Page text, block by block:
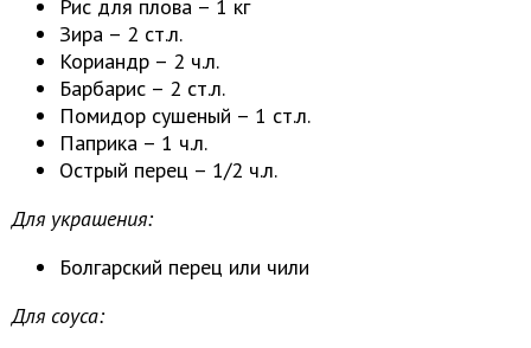
Рис для плова – 1 кг
Зира – 2 ст.л.
Кориандр – 2 ч.л.
Барбарис – 2 ст.л.
Помидор сушеный – 1 ст.л.
Паприка – 1 ч.л.
Острый перец – 1/2 ч.л.
Для украшения:
Болгарский перец или чили
Для соуса: